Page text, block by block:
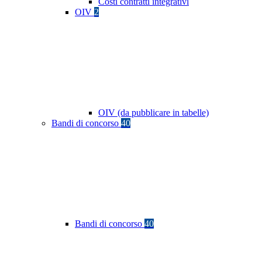
OIV 2
OIV (da pubblicare in tabelle)
Bandi di concorso 40
Bandi di concorso 40